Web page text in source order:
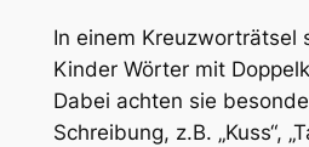
In einem Kreuzworträtsel
Kinder Wörter mit
Dabei achten sie
Schreibung, z.B. „Kuss“,